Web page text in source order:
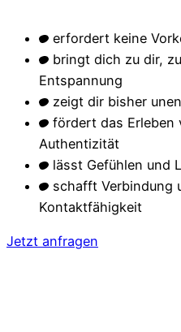
erfordert keine
bringt dich zu dir,
Entspannung
zeigt dir bisher
fördert das Erleben
Authentizität
lässt Gefühlen und
schafft Verbindung
Kontaktfähigkeit
Jetzt anfragen